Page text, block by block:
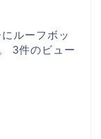
ルーフボッ
3件のビュー